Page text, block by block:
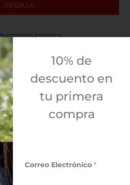
REBAJA
Añadir a bolsa de compra
10% de
descuento en
tu primera
compra
Correo Electrónico *